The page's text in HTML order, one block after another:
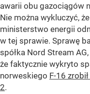
awarii obu gazociągów
Nie można wykluczyć,
ministerstwo energii
w tej sprawie. Sprawę
spółka Nord Stream
że faktycznie wykryto
norweskiego F-16
2.